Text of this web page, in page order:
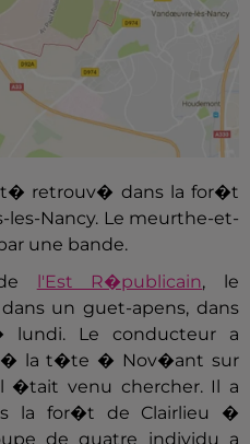
retrouv� dans la for�t
les-Nancy. Le meurthe-et-
une bande.
l'Est R�publicain, le
un guet-apens, dans
Le conducteur a
la t�te � Nov�ant sur
�tait venu chercher. Il a
la for�t de Clairlieu �
de quatre individu a